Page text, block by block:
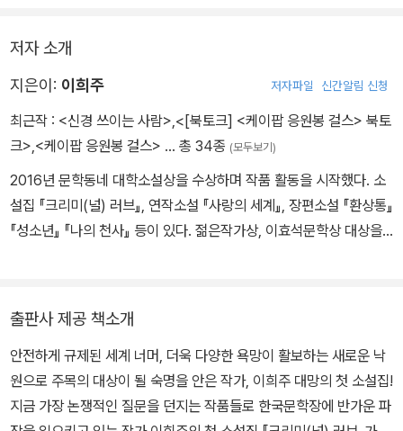
때 나타나는 파괴적인 힘을, 그 쾌감을 십분 만끽했다. 온 세상이 이희
르는 새 이희주를 내 최애의 자리에 올려놓게 되어버렸다. 이 땅에 사
랑이 존재하는 한 그녀의 작품도 계속될 것이다. 그 크리미하고 크리
미널한 여정에 기꺼이 동참할 준비가 되어 있다.
이다. 난생 처음 맛보는 이 불편불쾌는 이희주가 그려낸 설탕 코팅 같
고 하얀 모시수건 같은 사랑과 그 사랑을 가차없이 침범하는 이들이
력”(「최애의 아이」)이 나로 하여금 고백하게 한다. 이희주처럼 내 심
장을 뛰게 하는 소설을 쓰는 여자는 지금껏 없었노라고.
저자 소개
지은이: 이희주 저자파일 신간알림 신청
최근작 : <신경 쓰이는 사람>,<[북토크] <케이팝 응원봉 걸스> 북토
크>,<케이팝 응원봉 걸스> … 총 34종 (모두보기)
2016년 문학동네 대학소설상을 수상하며 작품 활동을 시작했다. 소
설집 『크리미(널) 러브』, 연작소설 『사랑의 세계』, 장편소설 『환상통』
『성소년』 『나의 천사』 등이 있다. 젊은작가상, 이효석문학상 대상을
출판사 제공 책소개
안전하게 규제된 세계 너머, 더욱 다양한 욕망이 활보하는 새로운 낙
원으로 주목의 대상이 될 숙명을 안은 작가, 이희주 대망의 첫 소설집!
지금 가장 논쟁적인 질문을 던지는 작품들로 한국문학장에 반가운 파